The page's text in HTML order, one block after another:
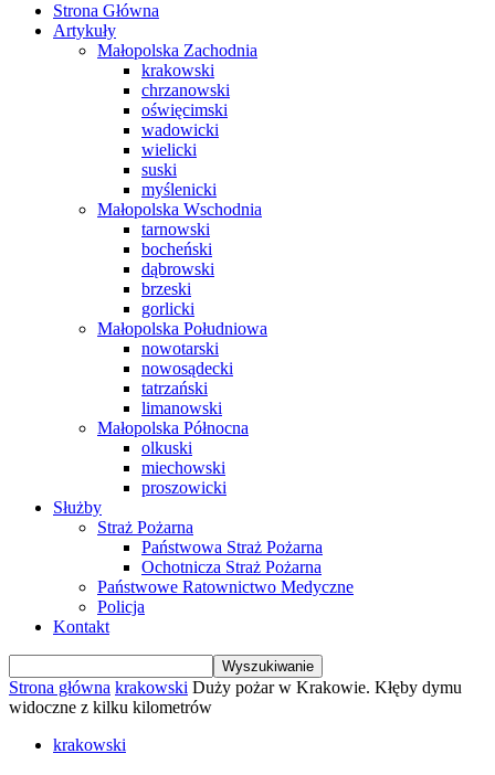
Strona Główna
Artykuły
Małopolska Zachodnia
krakowski
chrzanowski
oświęcimski
wadowicki
wielicki
suski
myślenicki
Małopolska Wschodnia
tarnowski
bocheński
dąbrowski
brzeski
gorlicki
Małopolska Południowa
nowotarski
nowosądecki
tatrzański
limanowski
Małopolska Północna
olkuski
miechowski
proszowicki
Służby
Straż Pożarna
Państwowa Straż Pożarna
Ochotnicza Straż Pożarna
Państwowe Ratownictwo Medyczne
Policja
Kontakt
Strona główna krakowski Duży pożar w Krakowie. Kłęby dymu
widoczne z kilku kilometrów
krakowski